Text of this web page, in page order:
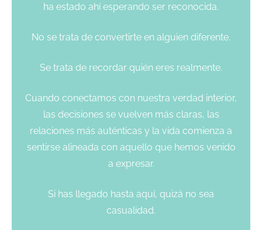
ha estado ahí esperando ser reconocida.
No se trata de convertirte en alguien diferente.
Se trata de recordar quién eres realmente.
Cuando conectamos con nuestra verdad interior,
las decisiones se vuelven más claras, las
relaciones más auténticas y la vida comienza a
sentirse alineada con aquello que hemos venido
a expresar.
Si has llegado hasta aquí, quizá no sea
casualidad.